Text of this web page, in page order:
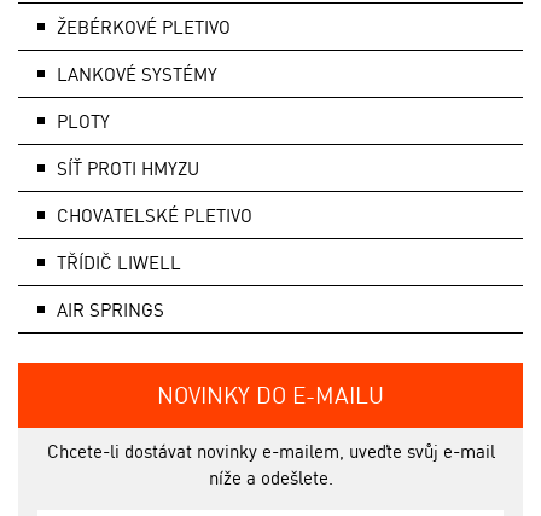
ŽEBÉRKOVÉ PLETIVO
LANKOVÉ SYSTÉMY
PLOTY
SÍŤ PROTI HMYZU
CHOVATELSKÉ PLETIVO
TŘÍDIČ LIWELL
AIR SPRINGS
NOVINKY DO E-MAILU
Chcete-li dostávat novinky e-mailem, uveďte svůj e-mail
níže a odešlete.